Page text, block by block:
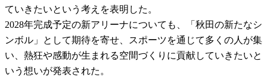
ていきたいという考えを表明した。
2028年完成予定の新アリーナについても、「秋田の新たなシ
ンボル」として期待を寄せ、スポーツを通じて多くの人が集
い、熱狂や感動が生まれる空間づくりに貢献していきたいと
いう想いが発表された。